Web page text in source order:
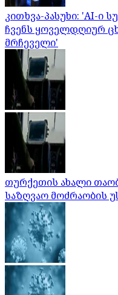
კითხვა-პასუხი: 'AI-
ჩვენს ყოველდღიურ
მრჩეველი'
თურქეთის ახალი
საზღვაო მოძრაობის